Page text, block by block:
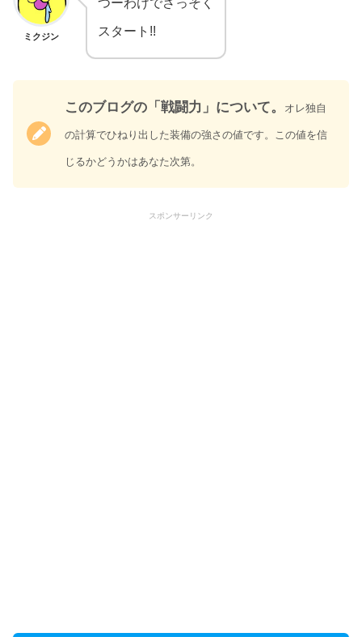
ミクジン
スタート!!
このブログの「戦闘力」について。 オレ独自
の計算でひねり出した装備の強さの値です。この値を信
じるかどうかはあなた次第。
スポンサーリンク